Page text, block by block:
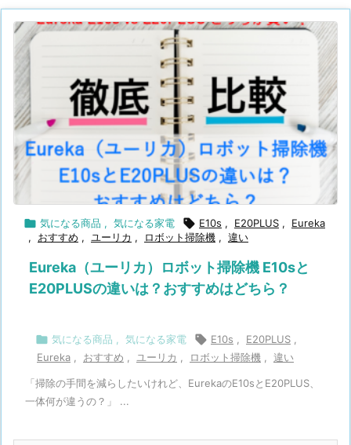
 気になる商品 , 気になる家電  E10s , E20PLUS ,
Eureka
,
おすすめ , ユーリカ , ロボット掃除機 , 違い
Eureka（ユーリカ）ロボット掃除機 E10sと
E20PLUSの違いは？おすすめはどちら？
 気になる商品 気になる家電  E10s E20PLUS
Eureka
おすすめ ユーリカ ロボット掃除機 違い
「掃除の手間を減らしたいけれど、EurekaのE10sとE20PLUS、
一体何が違うの？」 ...